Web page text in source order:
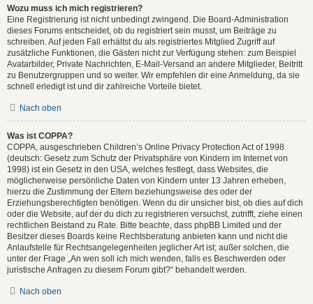
Wozu muss ich mich registrieren?
Eine Registrierung ist nicht unbedingt zwingend. Die Board-Administration
dieses Forums entscheidet, ob du registriert sein musst, um Beiträge zu
schreiben. Auf jeden Fall erhältst du als registriertes Mitglied Zugriff auf
zusätzliche Funktionen, die Gästen nicht zur Verfügung stehen: zum Beispiel
Avatarbilder, Private Nachrichten, E-Mail-Versand an andere Mitglieder, Beitritt
zu Benutzergruppen und so weiter. Wir empfehlen dir eine Anmeldung, da sie
schnell erledigt ist und dir zahlreiche Vorteile bietet.
Nach oben
Was ist COPPA?
COPPA, ausgeschrieben Children’s Online Privacy Protection Act of 1998
(deutsch: Gesetz zum Schutz der Privatsphäre von Kindern im Internet von
1998) ist ein Gesetz in den USA, welches festlegt, dass Websites, die
möglicherweise persönliche Daten von Kindern unter 13 Jahren erheben,
hierzu die Zustimmung der Eltern beziehungsweise des oder der
Erziehungsberechtigten benötigen. Wenn du dir unsicher bist, ob dies auf dich
oder die Website, auf der du dich zu registrieren versuchst, zutrifft, ziehe einen
rechtlichen Beistand zu Rate. Bitte beachte, dass phpBB Limited und der
Besitzer dieses Boards keine Rechtsberatung anbieten kann und nicht die
Anlaufstelle für Rechtsangelegenheiten jeglicher Art ist; außer solchen, die
unter der Frage „An wen soll ich mich wenden, falls es Beschwerden oder
juristische Anfragen zu diesem Forum gibt?“ behandelt werden.
Nach oben